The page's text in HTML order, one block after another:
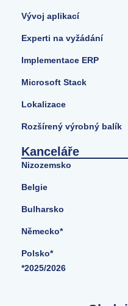
Vývoj aplikací
Experti na vyžádání
Implementace ERP
Microsoft Stack
Lokalizace
Rozšírený výrobný balík
Kanceláře
Nizozemsko
Belgie
Bulharsko
Německo*
Polsko*
*2025/2026